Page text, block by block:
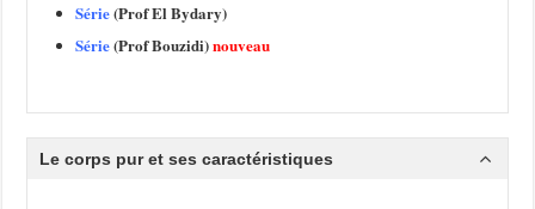
Série(Prof El Bydary)
Série(Prof Bouzidi)nouveau
Le corps pur et ses caractéristiques